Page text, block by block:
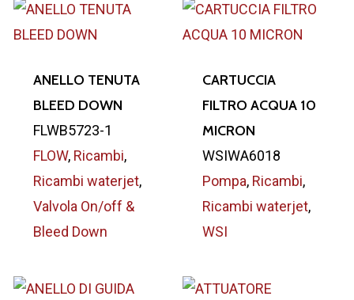
ANELLO TENUTA
BLEED DOWN
FLWB5723-1
FLOW, Ricambi,
Ricambi waterjet,
Valvola On/off &
Bleed Down
CARTUCCIA
FILTRO ACQUA 10
MICRON
WSIWA6018
Pompa, Ricambi,
Ricambi waterjet,
WSI